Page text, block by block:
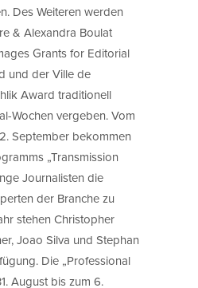
Des Weiteren werden
& Alexandra Boulat
Grants for Editorial
und der Ville de
Award traditionell
Wochen vergeben. Vom
September bekommen
„Transmission
Journalisten die
der Branche zu
stehen Christopher
Joao Silva und Stephan
Die „Professional
August bis zum 6.